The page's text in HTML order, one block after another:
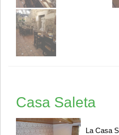
Casa Saleta
La Casa